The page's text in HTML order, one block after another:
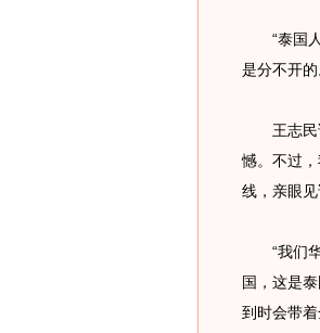
“泰国人
是分不开
王志民说
憾。不过
线，亲眼
“我们华
国，这是
到时会带